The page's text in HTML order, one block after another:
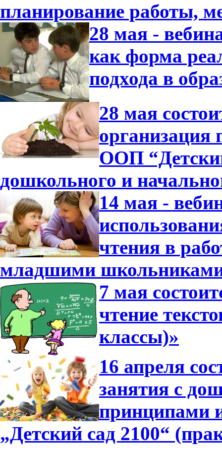
планирование работы,
28 мая -
как форма
подхода в
28 мая
организация
ООП
дошкольного и
14 мая -
чтения в
младшими
7 мая
чтение
классы)»
16 апреля
занятия с
принципами
„Детский сад 2100“